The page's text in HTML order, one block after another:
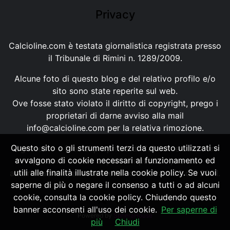
Privacy
Calcioline.com è testata giornalistica registrata presso
il Tribunale di Rimini n. 1289/2009.
Alcune foto di questo blog e del relativo profilo e/o
sito sono state reperite sul web.
Ove fosse stato violato il diritto di copyright, prego i
proprietari di darne avviso alla mail
info@calcioline.com per la relativa rimozione.
Ogni testo e foto di proprietà di Calcioline.com non
possono essere copiati o riprodotti, senza
autorizzazione, ai sensi della normativa n.29 del 2001.
Powered by SpheraHouse
Questo sito o gli strumenti terzi da questo utilizzati si
avvalgono di cookie necessari al funzionamento ed
utili alle finalità illustrate nella cookie policy. Se vuoi
saperne di più o negare il consenso a tutti o ad alcuni
cookie, consulta la cookie policy. Chiudendo questo
banner acconsenti all'uso dei cookie. Per saperne di
più
Chiudi